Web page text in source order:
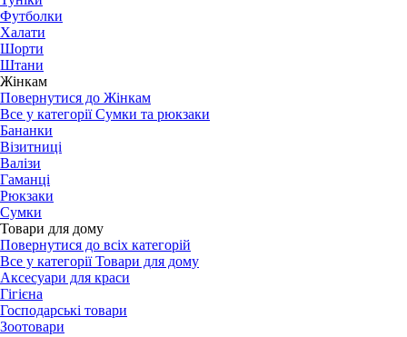
Футболки
Халати
Шорти
Штани
Жінкам
Повернутися до Жінкам
Все у категорії Сумки та рюкзаки
Бананки
Візитниці
Валізи
Гаманці
Рюкзаки
Сумки
Товари для дому
Повернутися до всіх категорій
Все у категорії Товари для дому
Аксесуари для краси
Гігієна
Господарські товари
Зоотовари